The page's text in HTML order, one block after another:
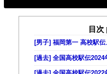
目次
[男子] 福岡第一 高校駅伝
[過去] 全国高校駅伝2024